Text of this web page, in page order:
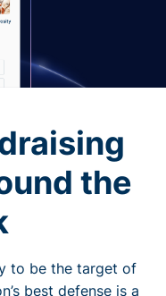
the
to be the target of
best defense is a